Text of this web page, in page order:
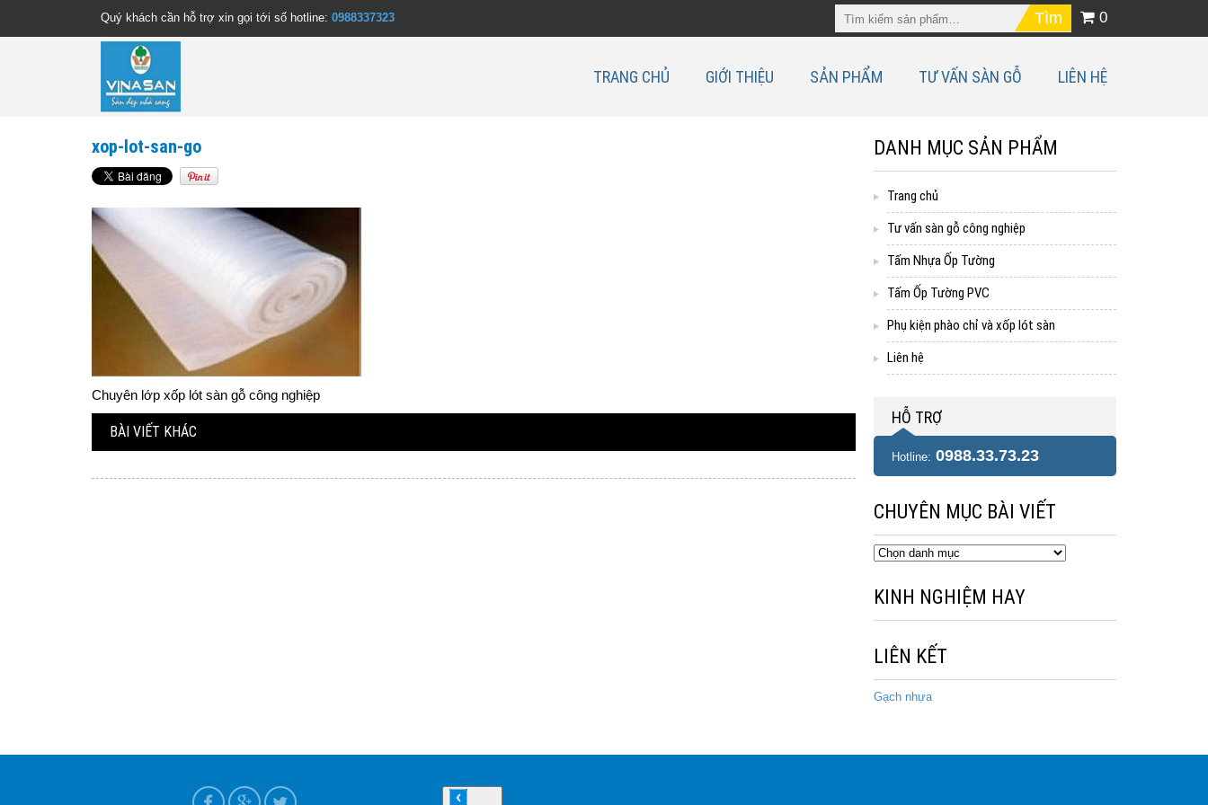
Quý khách cần hỗ trợ xin gọi tới số hotline: 0988337323 0
TRANG CHỦ GIỚI THIỆU SẢN PHẨM TƯ VẤN SÀN GỖ LIÊN HỆ
xop-lot-san-go
Chuyên lớp xốp lót sàn gỗ công nghiệp
BÀI VIẾT KHÁC
DANH MỤC SẢN PHẨM
Trang chủ
Tư vấn sàn gỗ công nghiệp
Tấm Nhựa Ốp Tường
Tấm Ốp Tường PVC
Phụ kiện phào chỉ và xốp lót sàn
Liên hệ
HỖ TRỢ
Hotline: 0988.33.73.23
CHUYÊN MỤC BÀI VIẾT
Chuyên
viết
KINH NGHIỆM HAY
LIÊN KẾT
Gạch nhựa